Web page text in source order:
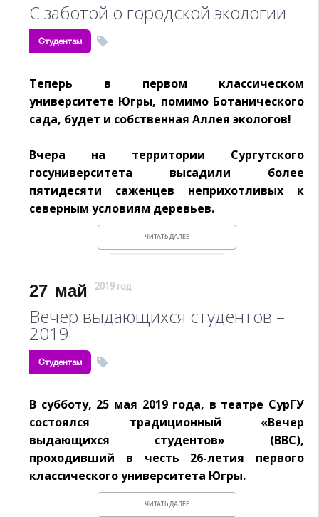
С заботой о городской экологии
Студентам
Теперь в первом классическом
университете Югры, помимо Ботанического
сада, будет и собственная Аллея экологов!
Вчера на территории Сургутского
госуниверситета высадили более
пятидесяти саженцев неприхотливых к
северным условиям деревьев.
ЧИТАТЬ ДАЛЕЕ
27 май 2019 год
Вечер выдающихся студентов –
2019
Студентам
В субботу, 25 мая 2019 года, в театре СурГУ
состоялся традиционный «Вечер
выдающихся студентов» (ВВС),
проходивший в честь 26-летия первого
классического университета Югры.
ЧИТАТЬ ДАЛЕЕ